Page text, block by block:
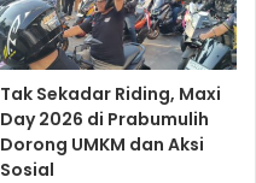
Tak Sekadar Riding, Maxi
Day 2026 di Prabumulih
Dorong UMKM dan Aksi
Sosial